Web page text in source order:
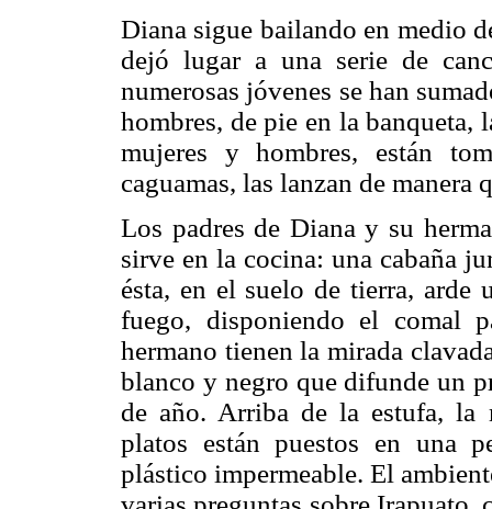
Diana sigue bailando en medio
dejó lugar a una serie de
numerosas jóvenes se han
hombres, de pie en la banqueta,
mujeres y hombres, están
caguamas, las lanzan de
Los padres de Diana y su
sirve en la cocina: una cabaña
ésta, en el suelo de tierra, arde
fuego, disponiendo el comal
hermano tienen la mirada
blanco y negro que difunde un
de año. Arriba de la estufa, la
platos están puestos en una
plástico impermeable. El